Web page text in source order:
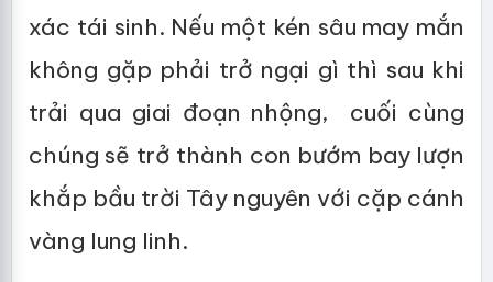
xác tái sinh. Nếu một kén sâu may mắn
không gặp phải trở ngại gì thì sau khi
trải qua giai đoạn nhộng, cuối cùng
chúng sẽ trở thành con bướm bay lượn
khắp bầu trời Tây nguyên với cặp cánh
vàng lung linh.